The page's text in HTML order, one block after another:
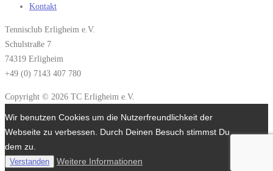
Kontakt
Tennisclub Erligheim e.V.
Schulstraße 7
74319 Erligheim
+49 (0) 7143 407 780
Copyright © 2026 TC Erligheim e.V.
Wir benutzen Cookies um die Nutzerfreundlichkeit der
Webseite zu verbessen. Durch Deinen Besuch stimmst Du
dem zu.
Verstanden Weitere Informationen